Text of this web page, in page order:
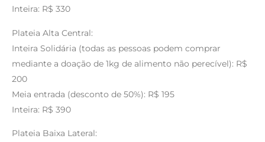
Inteira: R$ 330
Plateia Alta Central:
Inteira Solidária (todas as pessoas podem comprar
mediante a doação de 1kg de alimento não perecível): R$
200
Meia entrada (desconto de 50%): R$ 195
Inteira: R$ 390
Plateia Baixa Lateral: